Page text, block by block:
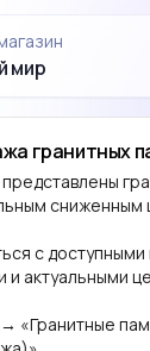
мир
гранитных
сниженным
с
и актуальными
«Гранитные